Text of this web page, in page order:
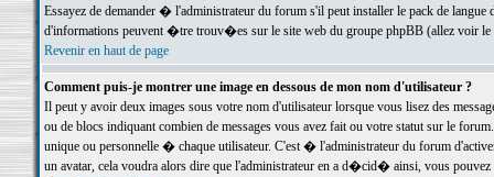
Essayez de demander � l'administrateur du forum s'il peut installer le pack de
d'informations peuvent �tre trouv�es sur le site web du groupe phpBB (allez voir le
Revenir en haut de page
Comment puis-je montrer une image en dessous de mon nom d'utilisateur ?
Il peut y avoir deux images sous votre nom d'utilisateur lorsque vous lisez des
ou de blocs indiquant combien de messages vous avez fait ou votre statut sur le
unique ou personnelle � chaque utilisateur. C'est � l'administrateur du forum
un avatar, cela voudra alors dire que l'administrateur en a d�cid� ainsi, vous